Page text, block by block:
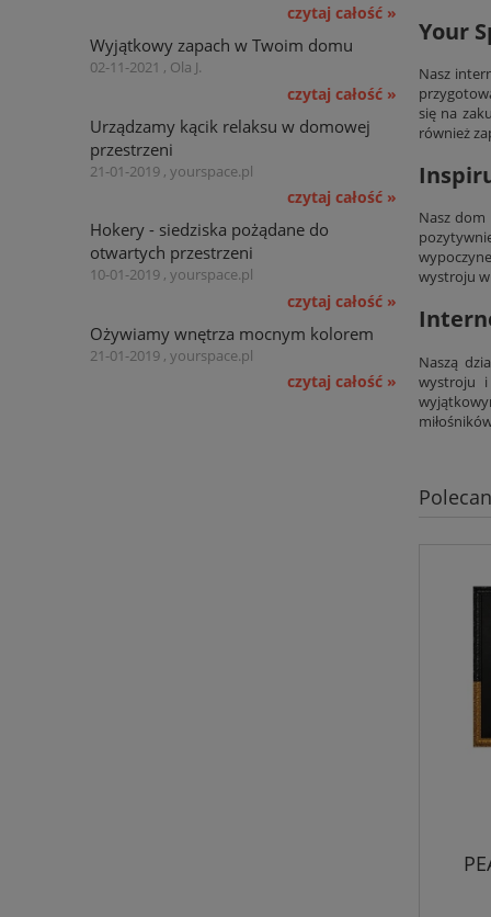
czytaj całość »
Wyjątkowy zapach w Twoim domu
02-11-2021 , Ola J.
czytaj całość »
Urządzamy kącik relaksu w domowej
przestrzeni
21-01-2019 , yourspace.pl
czytaj całość »
Hokery - siedziska pożądane do
otwartych przestrzeni
10-01-2019 , yourspace.pl
czytaj całość »
Ożywiamy wnętrza mocnym kolorem
21-01-2019 , yourspace.pl
czytaj całość »
Your
Nasz
się na
również
Nasz
wystroju
Naszą
wystroju i